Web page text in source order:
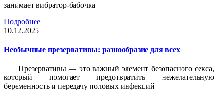
занимает вибратор-бабочка
Подробнее
10.12.2025
Необычные презервативы: разнообразие для всех
Презервативы — это важный элемент безопасного секса,
который помогает предотвратить нежелательную
беременность и передачу половых инфекций